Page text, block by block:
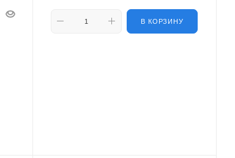
В КОРЗИНУ